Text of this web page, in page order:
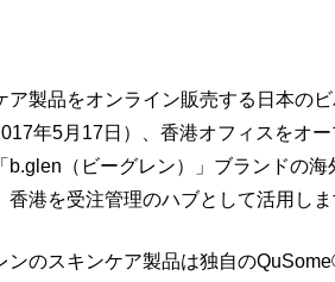
ア製品をオンライン販売する日本の
年5月17日）、香港オフィスをオ
b.glen（ビーグレン）」ブランドの
香港を受注管理のハブとして活用しま
ンのスキンケア製品は独自の